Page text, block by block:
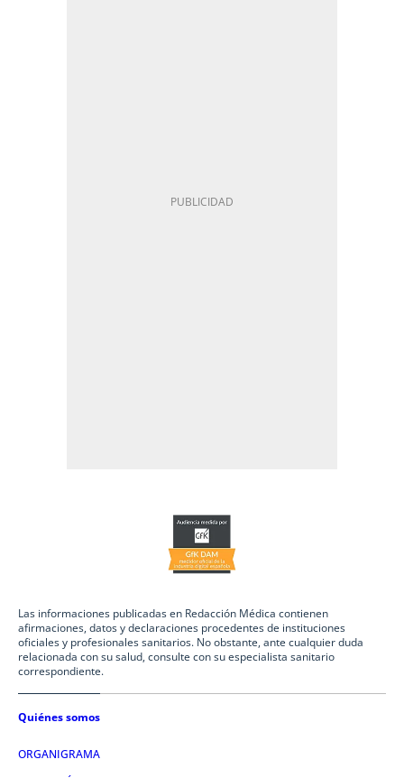
Las informaciones publicadas en Redacción Médica contienen
afirmaciones, datos y declaraciones procedentes de instituciones
oficiales y profesionales sanitarios. No obstante, ante cualquier duda
relacionada con su salud, consulte con su especialista sanitario
correspondiente.
Quiénes somos
ORGANIGRAMA